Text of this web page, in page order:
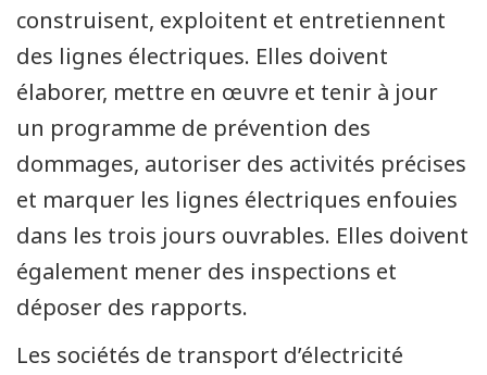
construisent, exploitent et entretiennent
des lignes électriques. Elles doivent
élaborer, mettre en œuvre et tenir à jour
un programme de prévention des
dommages, autoriser des activités précises
et marquer les lignes électriques enfouies
dans les trois jours ouvrables. Elles doivent
également mener des inspections et
déposer des rapports.
Les sociétés de transport d’électricité